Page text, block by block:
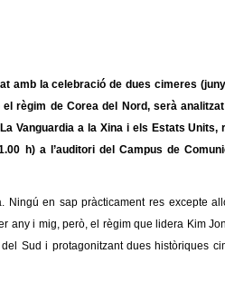
amb la celebració de dues cimeres
règim de Corea del Nord, serà
Vanguardia a la Xina i els Estats Units,
h) a l’auditori del Campus de
en sap pràcticament res excepte
any i mig, però, el règim que lidera Kim
Sud i protagonitzant dues històriques